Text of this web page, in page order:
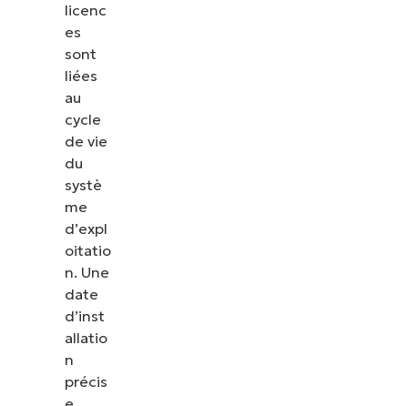
licenc
es
sont
liées
au
cycle
de vie
du
systè
me
d’expl
oitatio
n. Une
date
d’inst
allatio
n
précis
Voir NinjaOne en action
Parcourez nos démonstrations à la demande pour
découvrir comment NinjaOne simplifie les tâches